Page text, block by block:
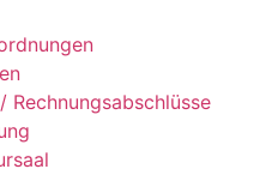
Rechnungsabschlüsse